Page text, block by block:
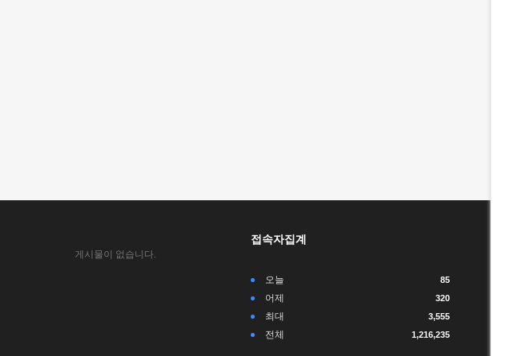
게시물이 없습니다.
접속자집계
오늘 85
어제 320
최대 3,555
전체 1,216,235